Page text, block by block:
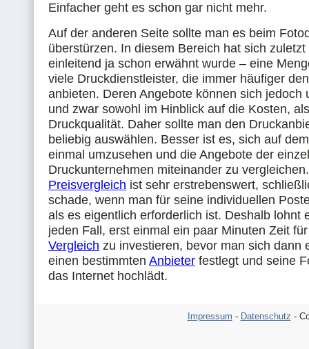
Einfacher geht es schon gar nicht mehr.
Auf der anderen Seite sollte man es beim
überstürzen. In diesem Bereich hat sich zuletzt
einleitend ja schon erwähnt wurde – eine
viele Druckdienstleister, die immer häufiger
anbieten. Deren Angebote können sich jedoch
und zwar sowohl im Hinblick auf die Kosten,
Druckqualität. Daher sollte man den
beliebig auswählen. Besser ist es, sich auf
einmal umzusehen und die Angebote der
Druckunternehmen miteinander zu
Preisvergleich ist sehr erstrebenswert,
schade, wenn man für seine individuellen
als es eigentlich erforderlich ist. Deshalb lohnt
jeden Fall, erst einmal ein paar Minuten Zeit
Vergleich zu investieren, bevor man sich dann
einen bestimmten Anbieter festlegt und seine
das Internet hochlädt.
Impressum - Datenschutz -